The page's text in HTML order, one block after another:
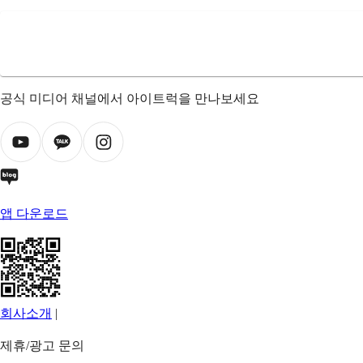
공식 미디어 채널에서 아이트럭을 만나보세요
앱 다운로드
회사소개 |
제휴/광고 문의